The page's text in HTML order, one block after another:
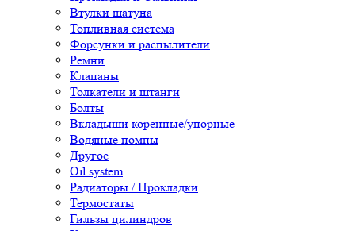
Втулки шатуна
Топливная система
Форсунки и распылители
Ремни
Клапаны
Толкатели и штанги
Болты
Вкладыши коренные/упорные
Водяные помпы
Другое
Oil system
Радиаторы / Прокладки
Термостаты
Гильзы цилиндров